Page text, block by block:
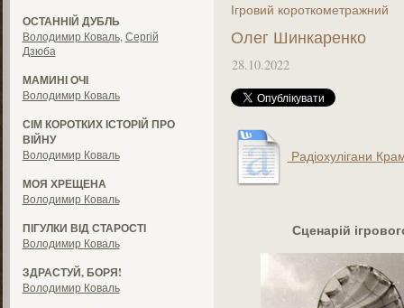
ОСТАННІЙ ДУБЛЬ
Володимир Коваль, Сергій
Дзюба
МАМИНІ ОЧІ
Володимир Коваль
СІМ КОРОТКИХ ІСТОРІЙ ПРО
ВІЙНУ
Володимир Коваль
МОЯ ХРЕЩЕНА
Володимир Коваль
ПІГУЛКИ ВІД СТАРОСТІ
Володимир Коваль
ЗДРАСТУЙ, БОРЯ!
Володимир Коваль
Ігровий короткометражний
Олег Шинкаренко
28.10.2022
Радіохулігани
Сценарій